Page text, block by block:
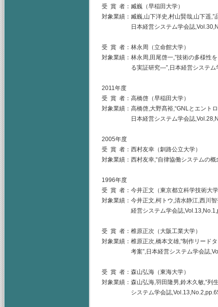
受 賞 者：臧巍（早稲田大学）
対象業績：臧巍,山下洋史,村山賢哉,山下遥
日本経営システム学会誌
受 賞 者：林永周（立命館大学）
対象業績：林永周,田尾啓一,”技術の多様性
る実証研究―”,日本経営システム学
2011年度
受 賞 者：高橋啓（早稲田大学）
対象業績：高橋啓,大野髙裕,“GNLとエント
日本経営システム学会誌
2005年度
受 賞 者：西村友幸（釧路公立大学）
対象業績：西村友幸,“自律協働システムの
1996年度
受 賞 者：今井正文（東京都立科学技術大
対象業績：今井正文,柯トウ,清水静江,西川
経営システム学会誌
受 賞 者：椎原正次（大阪工業大学）
対象業績：椎原正次,橋本文雄,“制作リード
考案”,日本経営システム学会誌
受 賞 者：森山弘海（東海大学）
対象業績：森山弘海,羽田隆男,鈴木久敏,“列
システム学会誌